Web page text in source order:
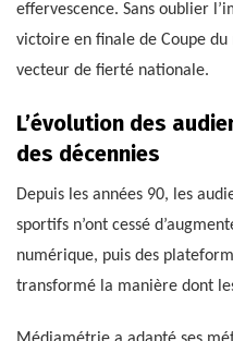
effervescence. Sans oublier
victoire en finale de Coupe
vecteur de fierté nationale.
L’évolution des
des décennies
Depuis les années 90, les
sportifs n’ont cessé
numérique, puis des
transformé la manière dont